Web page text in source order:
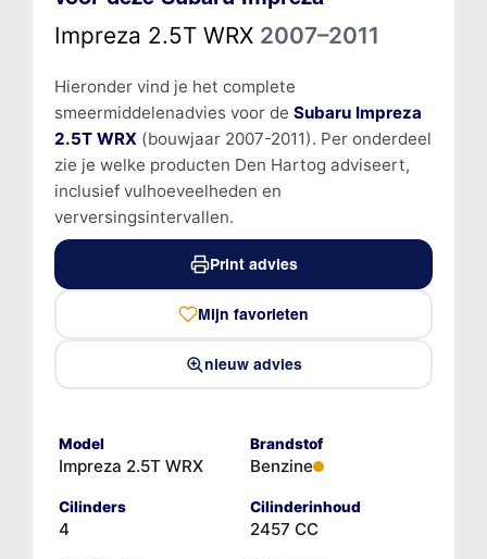
Impreza 2.5T WRX 2007–2011
Hieronder vind je het complete
smeermiddelenadvies voor de Subaru Impreza
2.5T WRX (bouwjaar 2007-2011). Per onderdeel
zie je welke producten Den Hartog adviseert,
inclusief vulhoeveelheden en
verversingsintervallen.
Print advies
Mijn favorieten
nieuw advies
Model
Impreza 2.5T WRX
Brandstof
Benzine
Cilinders
4
Cilinderinhoud
2457 CC